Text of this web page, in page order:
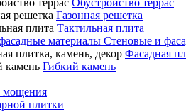
Обустройство террас
Газонная решетка
Тактильная плита
Стеновые и
Фасадная
Гибкий камень
мощения
плитки